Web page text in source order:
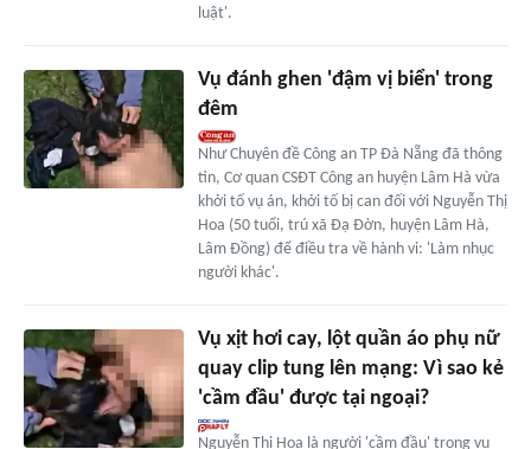
luật'.
Vụ đánh ghen 'đậm vị biển' trong
đêm
Như Chuyên đề Công an TP Đà Nẵng đã thông
tin, Cơ quan CSĐT Công an huyện Lâm Hà vừa
khởi tố vụ án, khởi tố bị can đối với Nguyễn Thị
Hoa (50 tuổi, trú xã Đạ Đờn, huyện Lâm Hà,
Lâm Đồng) để điều tra về hành vi: 'Làm nhục
người khác'.
Vụ xịt hơi cay, lột quần áo phụ nữ
quay clip tung lên mạng: Vì sao kẻ
'cầm đầu' được tại ngoại?
Nguyễn Thị Hoa là người 'cầm đầu' trong vụ